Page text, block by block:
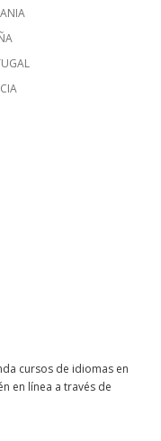
cursos de idiomas en
en línea a través de